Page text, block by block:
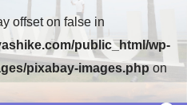
offset on false in
public_html/wp-
pixabay-images.phpon